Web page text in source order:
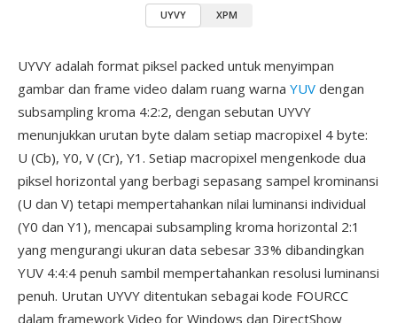
UYVY XPM
UYVY adalah format piksel packed untuk menyimpan
gambar dan frame video dalam ruang warna YUV dengan
subsampling kroma 4:2:2, dengan sebutan UYVY
menunjukkan urutan byte dalam setiap macropixel 4 byte:
U (Cb), Y0, V (Cr), Y1. Setiap macropixel mengenkode dua
piksel horizontal yang berbagi sepasang sampel krominansi
(U dan V) tetapi mempertahankan nilai luminansi individual
(Y0 dan Y1), mencapai subsampling kroma horizontal 2:1
yang mengurangi ukuran data sebesar 33% dibandingkan
YUV 4:4:4 penuh sambil mempertahankan resolusi luminansi
penuh. Urutan UYVY ditentukan sebagai kode FOURCC
dalam framework Video for Windows dan DirectShow